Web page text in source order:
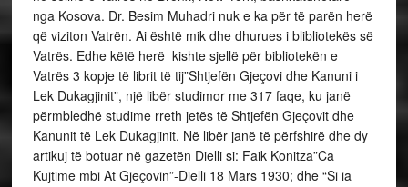
nga Kosova. Dr. Besim Muhadri nuk e ka për të parën herë
që viziton Vatrën. Ai është mik dhe dhurues i blibliotekës së
Vatrës. Edhe këtë herë kishte sjellë për bibliotekën e
Vatrës 3 kopje të librit të tij”Shtjefën Gjeçovi dhe Kanuni i
Lek Dukagjinit”, një libër studimor me 317 faqe, ku janë
përmbledhë studime rreth jetës të Shtjefën Gjeçovit dhe
Kanunit të Lek Dukagjinit. Në libër janë të përfshirë dhe dy
artikuj të botuar në gazetën Dielli si: Faik Konitza”Ca
Kujtime mbi At Gjeçovin”-Dielli 18 Mars 1930; dhe “Si ia